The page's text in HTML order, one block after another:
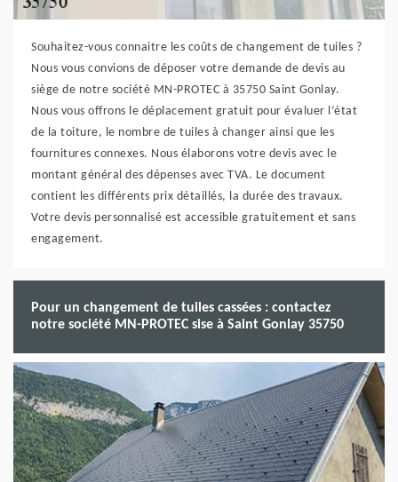
Souhaitez-vous connaitre les coûts de changement de tuiles ?
Nous vous convions de déposer votre demande de devis au
siège de notre société MN-PROTEC à 35750 Saint Gonlay.
Nous vous offrons le déplacement gratuit pour évaluer l’état
de la toiture, le nombre de tuiles à changer ainsi que les
fournitures connexes. Nous élaborons votre devis avec le
montant général des dépenses avec TVA. Le document
contient les différents prix détaillés, la durée des travaux.
Votre devis personnalisé est accessible gratuitement et sans
engagement.
Pour un changement de tuiles cassées : contactez
notre société MN-PROTEC sise à Saint Gonlay 35750